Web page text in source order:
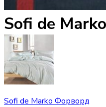
Sofi de
Sofi de Marko Форворд